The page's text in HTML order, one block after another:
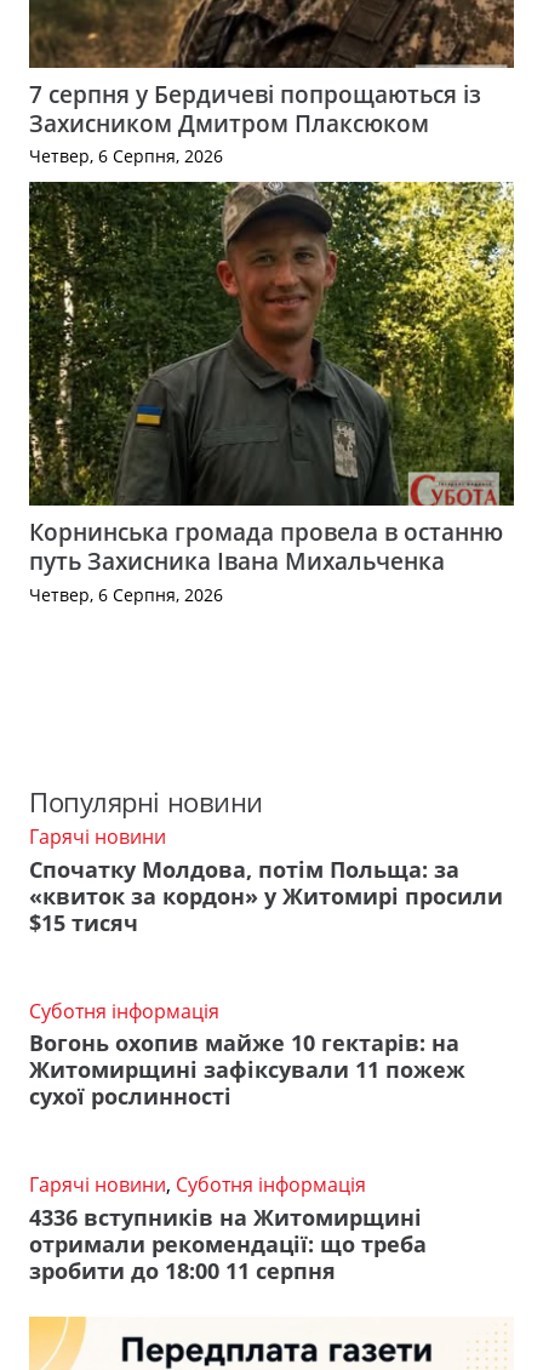
7 серпня у Бердичеві попрощаються із
Захисником Дмитром Плаксюком
Четвер, 6 Серпня, 2026
Корнинська громада провела в останню
путь Захисника Івана Михальченка
Четвер, 6 Серпня, 2026
Популярні новини
Гарячі новини
Спочатку Молдова, потім Польща: за
«квиток за кордон» у Житомирі просили
$15 тисяч
Суботня інформація
Вогонь охопив майже 10 гектарів: на
Житомирщині зафіксували 11 пожеж
сухої рослинності
Гарячі новини, Суботня інформація
4336 вступників на Житомирщині
отримали рекомендації: що треба
зробити до 18:00 11 серпня